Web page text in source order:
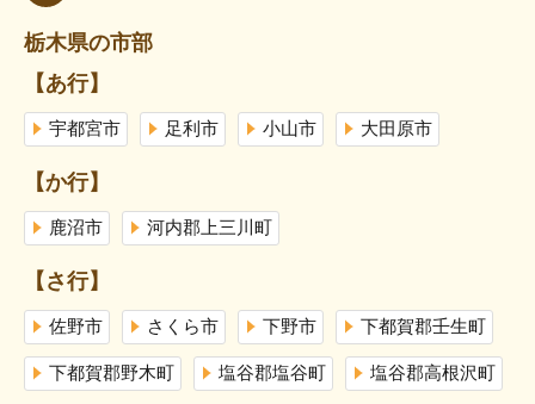
栃木県の市部
【あ行】
宇都宮市 足利市 小山市 大田原市
【か行】
鹿沼市 河内郡上三川町
【さ行】
佐野市 さくら市 下野市 下都賀郡壬生町
下都賀郡野木町 塩谷郡塩谷町 塩谷郡高根沢町